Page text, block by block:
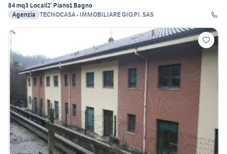
84 mq3 Locali2° Piano1 Bagno
Agenzia TECNOCASA - IMMOBILIARE GIO.PI. SAS